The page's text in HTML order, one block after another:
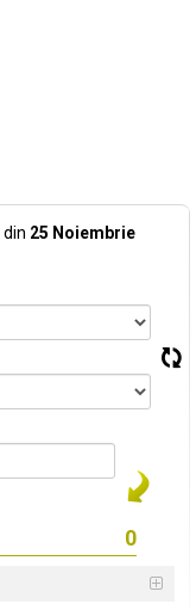
din 25 Noiembrie